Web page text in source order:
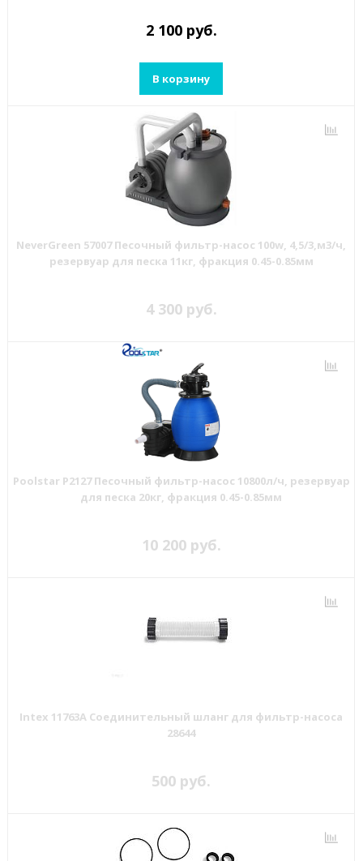
2 100 руб.
В корзину
NeverGreen 57007 Песочный фильтр-насос 100w, 4,5/3,м3/ч,
резервуар для песка 11кг, фракция 0.45-0.85мм
4 300 руб.
Poolstar P2127 Песочный фильтр-насос 10800л/ч, резервуар
для песка 20кг, фракция 0.45-0.85мм
10 200 руб.
Intex 11763A Соединительный шланг для фильтр-насоса
28644
500 руб.